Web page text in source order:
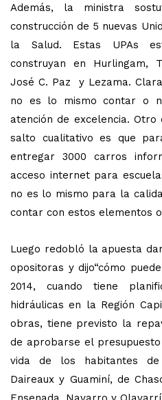
Además, la ministra
construcción de 5 nuevas
la Salud. Estas UPAs
construyan en Hurlingam,
José C. Paz y Lezama.
no es lo mismo contar o
atención de excelencia.
salto cualitativo es que
entregar 3000 carros
acceso internet para
no es lo mismo para la
contar con estos elementos o
Luego redobló la apuesta
opositoras y dijo“cómo
2014, cuando tiene
hidráulicas en la Región
obras, tiene previsto la
de aprobarse el
vida de los habitantes de
Daireaux y Guaminí, de